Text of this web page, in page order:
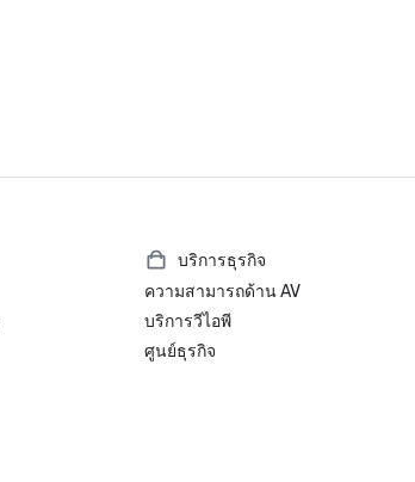
บริการธุรกิจ
ความสามารถด้าน AV
บริการวีไอพี
ศูนย์ธุรกิจ